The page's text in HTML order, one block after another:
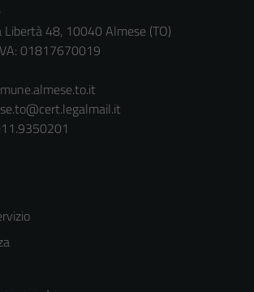
48, 10040 Almese (TO)
01817670019